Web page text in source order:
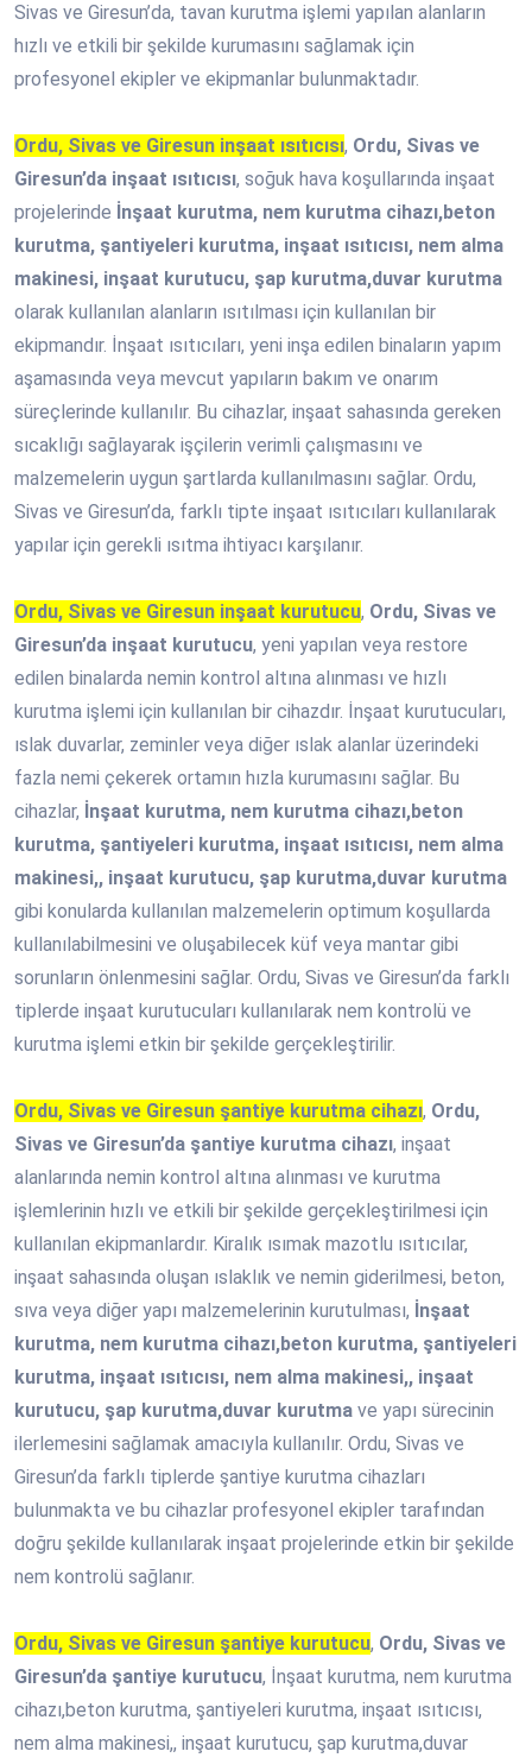
Sivas ve Giresun’da, tavan kurutma işlemi yapılan alanların
hızlı ve etkili bir şekilde kurumasını sağlamak için
profesyonel ekipler ve ekipmanlar bulunmaktadır.
Ordu, Sivas ve Giresun inşaat ısıtıcısı, Ordu, Sivas ve
Giresun’da inşaat ısıtıcısı, soğuk hava koşullarında inşaat
projelerinde İnşaat kurutma, nem kurutma cihazı,beton
kurutma, şantiyeleri kurutma, inşaat ısıtıcısı, nem alma
makinesi, inşaat kurutucu, şap kurutma,duvar kurutma
olarak kullanılan alanların ısıtılması için kullanılan bir
ekipmandır. İnşaat ısıtıcıları, yeni inşa edilen binaların yapım
aşamasında veya mevcut yapıların bakım ve onarım
süreçlerinde kullanılır. Bu cihazlar, inşaat sahasında gereken
sıcaklığı sağlayarak işçilerin verimli çalışmasını ve
malzemelerin uygun şartlarda kullanılmasını sağlar. Ordu,
Sivas ve Giresun’da, farklı tipte inşaat ısıtıcıları kullanılarak
yapılar için gerekli ısıtma ihtiyacı karşılanır.
Ordu, Sivas ve Giresun inşaat kurutucu, Ordu, Sivas ve
Giresun’da inşaat kurutucu, yeni yapılan veya restore
edilen binalarda nemin kontrol altına alınması ve hızlı
kurutma işlemi için kullanılan bir cihazdır. İnşaat kurutucuları,
ıslak duvarlar, zeminler veya diğer ıslak alanlar üzerindeki
fazla nemi çekerek ortamın hızla kurumasını sağlar. Bu
cihazlar, İnşaat kurutma, nem kurutma cihazı,beton
kurutma, şantiyeleri kurutma, inşaat ısıtıcısı, nem alma
makinesi,, inşaat kurutucu, şap kurutma,duvar kurutma
gibi konularda kullanılan malzemelerin optimum koşullarda
kullanılabilmesini ve oluşabilecek küf veya mantar gibi
sorunların önlenmesini sağlar. Ordu, Sivas ve Giresun’da farklı
tiplerde inşaat kurutucuları kullanılarak nem kontrolü ve
kurutma işlemi etkin bir şekilde gerçekleştirilir.
Ordu, Sivas ve Giresun şantiye kurutma cihazı, Ordu,
Sivas ve Giresun’da şantiye kurutma cihazı, inşaat
alanlarında nemin kontrol altına alınması ve kurutma
işlemlerinin hızlı ve etkili bir şekilde gerçekleştirilmesi için
kullanılan ekipmanlardır. Kiralık ısımak mazotlu ısıtıcılar,
inşaat sahasında oluşan ıslaklık ve nemin giderilmesi, beton,
sıva veya diğer yapı malzemelerinin kurutulması, İnşaat
kurutma, nem kurutma cihazı,beton kurutma, şantiyeleri
kurutma, inşaat ısıtıcısı, nem alma makinesi,, inşaat
kurutucu, şap kurutma,duvar kurutma ve yapı sürecinin
ilerlemesini sağlamak amacıyla kullanılır. Ordu, Sivas ve
Giresun’da farklı tiplerde şantiye kurutma cihazları
bulunmakta ve bu cihazlar profesyonel ekipler tarafından
doğru şekilde kullanılarak inşaat projelerinde etkin bir şekilde
nem kontrolü sağlanır.
Ordu, Sivas ve Giresun şantiye kurutucu, Ordu, Sivas ve
Giresun’da şantiye kurutucu, İnşaat kurutma, nem kurutma
cihazı,beton kurutma, şantiyeleri kurutma, inşaat ısıtıcısı,
nem alma makinesi,, inşaat kurutucu, şap kurutma,duvar